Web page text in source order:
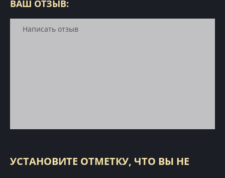
ВАШ ОТЗЫВ:
УСТАНОВИТЕ ОТМЕТКУ, ЧТО ВЫ НЕ